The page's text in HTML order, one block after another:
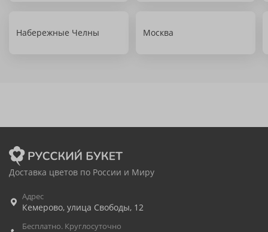
Набережные Челны Москва
Доставка цветов по России и Миру
Адрес
Кемерово, улица Свободы, 12
Бесплатно. Круглосуточно